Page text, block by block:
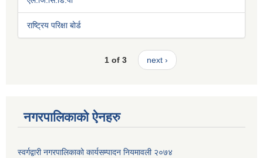
राष्ट्रिय परिक्षा बोर्ड
1 of 3 next ›
नगरपालिकाको ऐनहरु
स्वर्गद्वारी नगरपालिकाको कार्यसम्पादन नियमावली २०७४